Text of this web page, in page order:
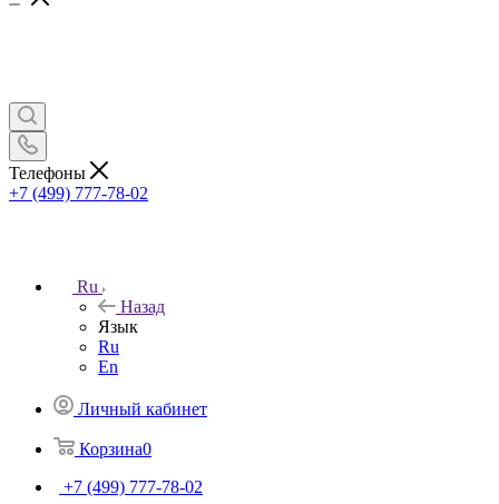
Телефоны
+7 (499) 777-78-02
Ru
Назад
Язык
Ru
En
Личный кабинет
Корзина0
+7 (499) 777-78-02